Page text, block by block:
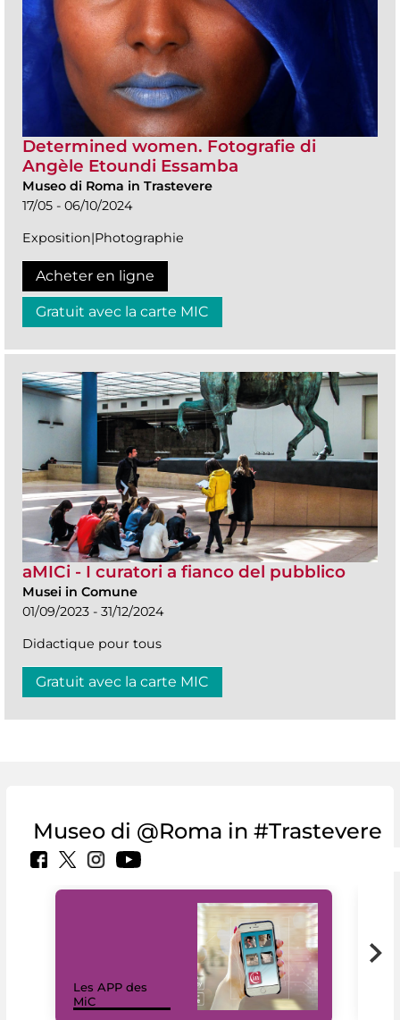
Determined women. Fotografie di
Angèle Etoundi Essamba
Museo di Roma in Trastevere
17/05 - 06/10/2024
Exposition|Photographie
Acheter en ligne
Gratuit avec la carte MIC
aMICi - I curatori a fianco del pubblico
Musei in Comune
01/09/2023 - 31/12/2024
Didactique pour tous
Gratuit avec la carte MIC
Museo di @Roma in #Trastevere
Les APP des
MiC